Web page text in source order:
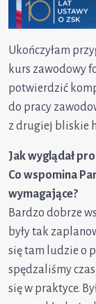
Ukończyłam
kurs zawodowy
potwierdzić
do pracy
z drugiej bliskie
Jak wyglądał
Co wspomina
wymagające?
Bardzo dobrze
były tak
się tam ludzie o
spędzaliśmy
się w praktyce.